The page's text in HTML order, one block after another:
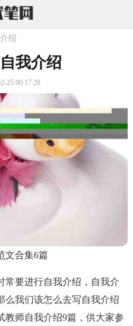
绍
我介绍
25 00:17:28
文合集6篇
常要进行自我介绍，自我介
么我们该怎么去写自我介绍
教师自我介绍9篇，供大家参